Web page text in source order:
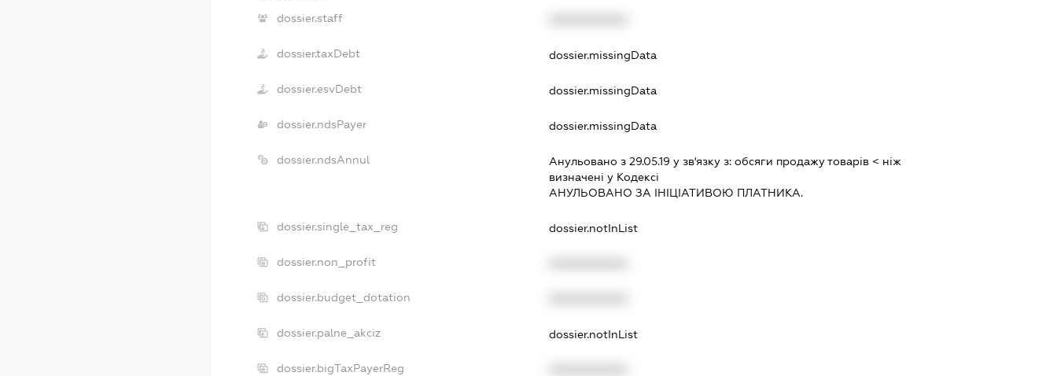
dossier.staff
dossier.taxDebt dossier.missingData
dossier.esvDebt dossier.missingData
dossier.ndsPayer dossier.missingData
dossier.ndsAnnul Анульовано з 29.05.19 у зв'язку з: обсяги продажу товарiв < нiж
визначенi у Кодексi
АНУЛЬОВАНО ЗА IНIЦIАТИВОЮ ПЛАТНИКА.
dossier.single_tax_reg dossier.notInList
dossier.non_profit
dossier.budget_dotation
dossier.palne_akciz dossier.notInList
dossier.bigTaxPayerReg